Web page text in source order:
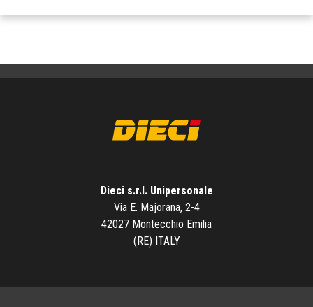
Dieci s.r.l. Unipersonale
Via E. Majorana, 2-4
42027 Montecchio Emilia
(RE) ITALY